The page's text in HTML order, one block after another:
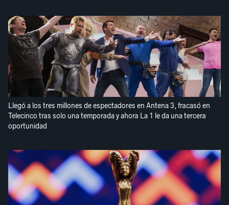
Llegó a los tres millones de espectadores en Antena 3, fracasó en
Telecinco tras solo una temporada y ahora La 1 le da una tercera
oportunidad